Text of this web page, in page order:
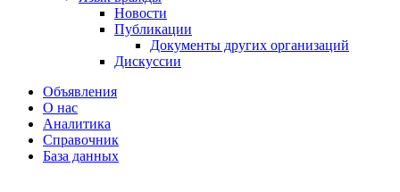
Новости
Публикации
Документы других организаций
Дискуссии
Объявления
О нас
Аналитика
Справочник
База данных